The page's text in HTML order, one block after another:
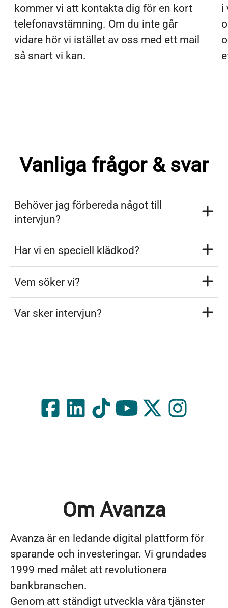
kommer vi att kontakta dig för en kort
telefonavstämning. Om du inte går
vidare hör vi istället av oss med ett mail
så snart vi kan.
i
Vanliga frågor & svar
Behöver jag förbereda något till
intervjun?
Har vi en speciell klädkod?
Vem söker vi?
Var sker intervjun?
Om Avanza
Avanza är en ledande digital plattform för
sparande och investeringar. Vi grundades
1999 med målet att revolutionera
bankbranschen.
Genom att ständigt utveckla våra tjänster